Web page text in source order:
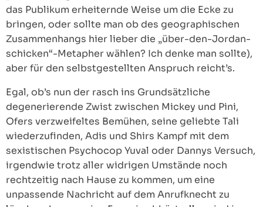
das Publikum erheiternde Weise um die Ecke zu
bringen, oder sollte man ob des geographischen
Zusammenhangs hier lieber die „über-den-Jordan-
schicken“-Metapher wählen? Ich denke man sollte),
aber für den selbstgestellten Anspruch reicht’s.
Egal, ob’s nun der rasch ins Grundsätzliche
degenerierende Zwist zwischen Mickey und Pini,
Ofers verzweifeltes Bemühen, seine geliebte Tali
wiederzufinden, Adis und Shirs Kampf mit dem
sexistischen Psychocop Yuval oder Dannys Versuch,
irgendwie trotz aller widrigen Umstände noch
rechtzeitig nach Hause zu kommen, um eine
unpassende Nachricht auf dem Anrufknecht zu